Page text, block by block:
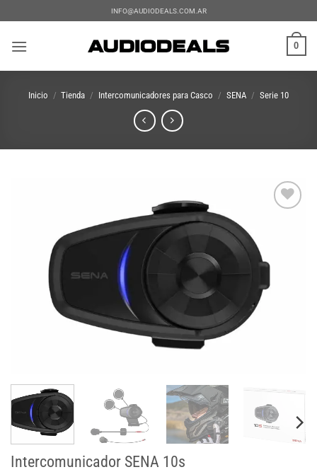
al
contenido
INFO@AUDIODEALS.COM.AR
0
Inicio / Tienda / Intercomunicadores para Casco / SENA / Serie 10
Intercomunicador SENA 10s